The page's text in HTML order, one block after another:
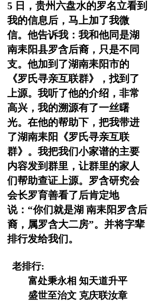
5 日， 贵州六盘水的罗名立看到
我的信息后，马上加了我微
信。他告诉我：我和他同是湖
南耒阳县罗含后裔，只是不同
支。他加到了湖南耒阳市的
《罗氏寻亲互联群》，找到了
上源。我听了他的介绍，非常
高兴，我的溯源有了一丝曙
光。在他的帮助下，把我带进
了湖南耒阳《罗氏寻亲互联
群》。我把我们小家谱的主要
内容发到群里，让群里的家人
们帮助查证上源。罗含研究会
会长罗育善看了后肯定地
说： “你们就是湖 南耒阳罗含后
裔，属罗含大二房”。并将字辈
排行发给我们。
老排行:
富处秉永相 知天道升平
盛世至治文 克庆联汝章